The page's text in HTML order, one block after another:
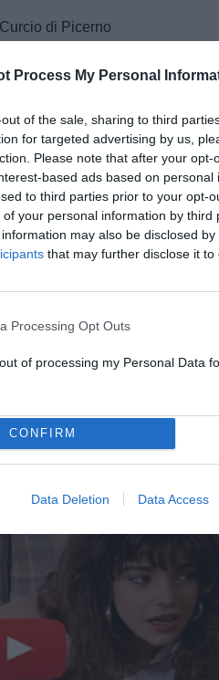
Process My Personal
of the sale, sharing to third
for targeted advertising by us,
Please note that after your
based ads based on
to third parties prior to your opt-
your personal information by third
may also be disclosed
that may further disclose it to
Processing Opt Outs
of processing my Personal Data
CONFIRM
Data Deletion Data Access
di Picerno
di orario e che gli